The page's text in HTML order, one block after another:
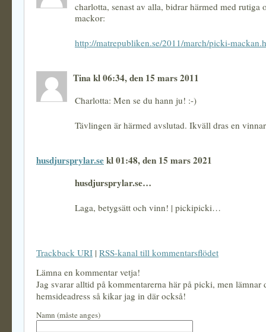
charlotta, senast av alla, bidrar härmed med rutiga
mackor:
http://matrepubliken.se/2011/march/picki-
Tina kl 06:34, den 15 mars 2011
Charlotta: Men se du hann ju! :-)
Tävlingen är härmed avslutad. Ikväll dras en
husdjursprylar.sekl 01:48, den 15 mars 2021
husdjursprylar.se…
Laga, betygsätt och vinn! | pickipicki…
Trackback URI | RSS-kanal till kommentarsflödet
Lämna en kommentar vetja!
Jag svarar alltid på kommentarerna här på picki, men lämnar
hemsideadress så kikar jag in där också!
Namn (måste anges)